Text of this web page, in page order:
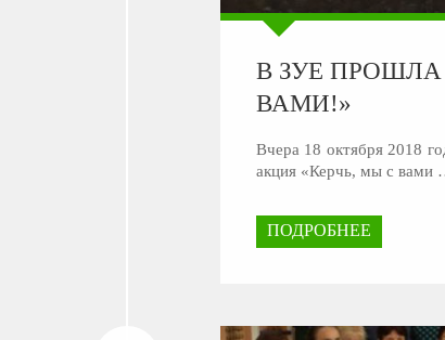
В ЗУЕ ПРОШЛА
ВАМИ!»
Вчера 18 октября 2018
акция «Керчь, мы с вами
ПОДРОБНЕЕ